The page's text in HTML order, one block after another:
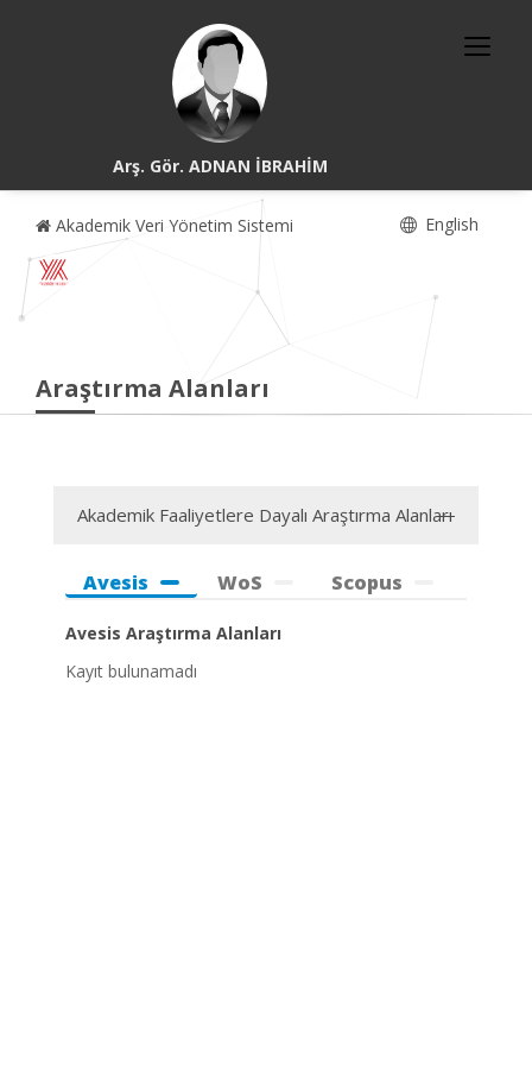
Arş. Gör. ADNAN İBRAHİM
Akademik Veri Yönetim Sistemi English
Araştırma Alanları
Akademik Faaliyetlere Dayalı Araştırma Alanları
Avesis WoS Scopus
Avesis Araştırma Alanları
Kayıt bulunamadı